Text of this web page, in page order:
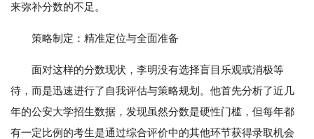
来弥补分数的不足。
策略制定：精准定位与全面准备
面对这样的分数现状，李明没有选择盲目乐观或消极等
待，而是迅速进行了自我评估与策略规划。他首先分析了近几
年的公安大学招生数据，发现虽然分数是硬性门槛，但每年都
有一定比例的考生是通过综合评价中的其他环节获得录取机会